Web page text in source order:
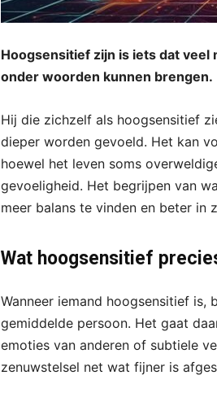
Hoogsensitief zijn is iets dat
onder woorden kunnen brengen.
Hij die zichzelf als hoogsensitief
dieper worden gevoeld. Het kan
hoewel het leven soms
gevoeligheid. Het begrijpen van
meer balans te vinden en beter in
Wat hoogsensitief
Wanneer iemand hoogsensitief
gemiddelde persoon. Het gaat
emoties van anderen of subtiele
zenuwstelsel net wat fijner is